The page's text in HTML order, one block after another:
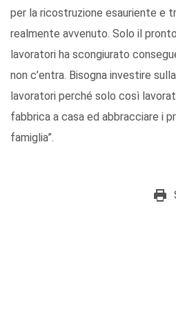
per la ricostruzione esauriente e
realmente avvenuto. Solo il
lavoratori ha scongiurato
non c’entra. Bisogna investire
lavoratori perché solo così
fabbrica a casa ed abbracciare i
famiglia”.